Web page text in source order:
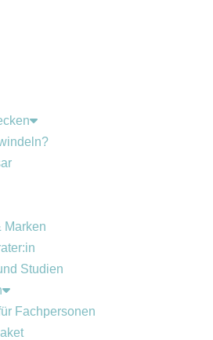
Marken
Studien
Fachpersonen